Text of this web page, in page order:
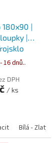
Bílá -
|
|
16 dnů..
DPH
/ ks
Bílá - Zlatý